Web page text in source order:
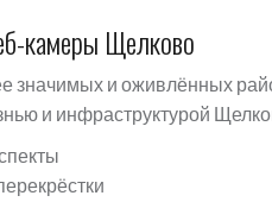
камеры Щелково
значимых и оживлённых
и инфраструктурой